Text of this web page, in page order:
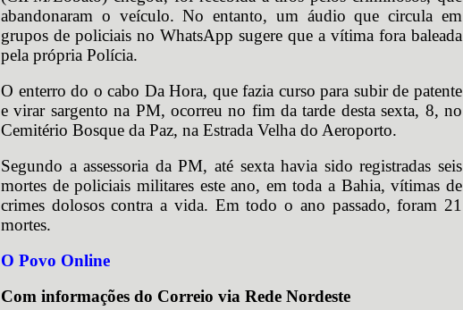
abandonaram o veículo. No entanto, um áudio que circula em
grupos de policiais no WhatsApp sugere que a vítima fora baleada
pela própria Polícia.
O enterro do o cabo Da Hora, que fazia curso para subir de patente
e virar sargento na PM, ocorreu no fim da tarde desta sexta, 8, no
Cemitério Bosque da Paz, na Estrada Velha do Aeroporto.
Segundo a assessoria da PM, até sexta havia sido registradas seis
mortes de policiais militares este ano, em toda a Bahia, vítimas de
crimes dolosos contra a vida. Em todo o ano passado, foram 21
mortes.
O Povo Online
Com informações do Correio via Rede Nordeste